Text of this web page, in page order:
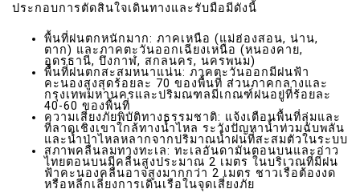
ประกอบการตัดสินใจเดินทางและรับมือมีดังนี้
พื้นที่ฝนตกหนักมาก: ภาคเหนือ (แม่ฮ่องสอน, น่าน,
ตาก) และภาคตะวันออกเฉียงเหนือ (หนองคาย,
อุดรธานี, บึงกาฬ, สกลนคร, นครพนม)
พื้นที่ฝนตกสะสมหนาแน่น: ภาคตะวันออกมีฝนฟ้า
คะนองสูงสุดร้อยละ 70 ของพื้นที่ ส่วนภาคกลางและ
กรุงเทพมหานครและปริมณฑลมีเกณฑ์ฝนอยู่ที่ร้อยละ
40-60 ของพื้นที่
ความเสี่ยงภัยพิบัติทางธรรมชาติ: แจ้งเตือนพื้นที่ลุ่มและ
ที่ลาดเชิงเขาใกล้ทางน้ำไหล ระวังปัญหาน้ำท่วมฉับพลัน
และน้ำป่าไหลหลากจากปริมาณน้ำฝนที่สะสมตัวในระบบ
สภาพคลื่นลมทางทะเล: ทะเลอันดามันตอนบนและอ่าว
ไทยตอนบนมีคลื่นสูงประมาณ 2 เมตร ในบริเวณที่มีฝน
ฟ้าคะนองคลื่นอาจสูงมากกว่า 2 เมตร ชาวเรือต้องงด
หรือหลีกเลี่ยงการเดินเรือในจุดเสี่ยงภัย